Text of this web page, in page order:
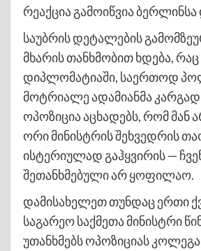
რეაქცია გამოიწვია ბერლინსა
საუბრის დეტალების
მხარის თანხმობით ხდება, რაც
დიპლომატიაში, საერთოდ
მოტრიალე ადამიანმა
ოპოზიცია აცხადებს, რომ მან
ორი მინისტრის შეხვედრის
ისტერიულად გაჰყვირის —
შეთანხმებული არ ყოფილაო.
დამისახელეთ თუნდაც ერთი
საგარეო საქმეთა მინისტრი
უთანხმებს ოპოზიციას